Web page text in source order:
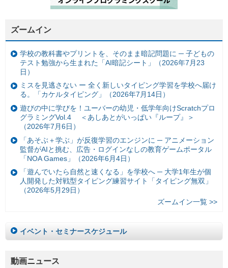
ズームイン
学校の教科書やプリントを、そのまま暗記問題に ─ 子どもの
テスト勉強から生まれた「AI暗記シート」（2026年7月23
日）
ミスを見逃さない ー 全く新しいタイピング学習を学校へ届け
る。「カケルタイピング」（2026年7月14日）
遊びの中に学びを！ユーバーの幼児・低学年向けScratchプロ
グラミングVol.4 ＜あしあとがいっぱい『ループ』＞
（2026年7月6日）
「あそぶ＋学ぶ」が反復学習のエンジンに ─ アニメーション
監督がAIと挑む、広告・ログインなしの教育ゲームポータル
「NOA Games」（2026年6月4日）
「遊んでいたら自然と速くなる」を学校へ ─ 大学1年生が個
人開発した対戦型タイピング練習サイト「タイピング無双」
（2026年5月29日）
ズームイン一覧 >>
イベント・セミナースケジュール
動画ニュース